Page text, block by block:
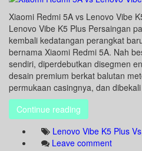
Xiaomi Redmi 5A vs Lenovo Vibe
Lenovo Vibe K5 Plus Persaingan
kembali kedatangan perangkat
bernama Xiaomi Redmi 5A. Nah
sendiri, diperdebutkan disegmen
desain premium berkat balutan
permukaan casingnya, dan
Continue reading
Lenovo Vibe K5 Plus Vs
Leave comment